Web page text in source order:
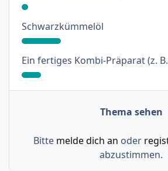
Schwarzkümmelöl: 18%
Ein fertiges Kombi-Präparat (z.
Thema sehen
Bitte melde dich an oder
abzustimmen.